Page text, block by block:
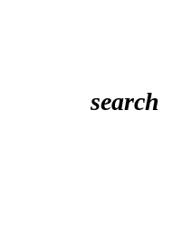
search